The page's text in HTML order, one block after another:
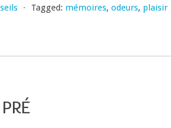
⋅ Tagged: mémoires, odeurs, plaisir